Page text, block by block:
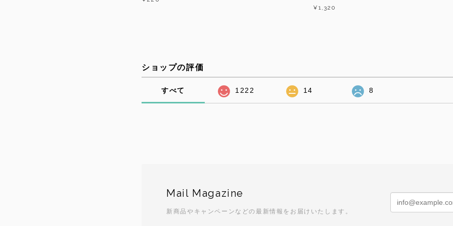
¥1,320
ショップの評価
すべて 1222 14 8
Mail Magazine
新商品やキャンペーンなどの最新情報をお届けいたします。